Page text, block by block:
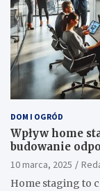
DOM I OGRÓD
Wpływ home
budowanie
10 marca, 2025
Home staging to